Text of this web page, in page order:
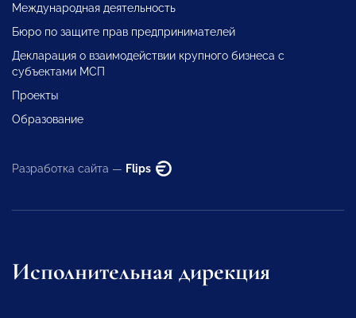
Международная деятельность
Бюро по защите прав предпринимателей
Декларация о взаимодействии крупного бизнеса с
субъектами МСП
Проекты
Образование
Разработка сайта — Flips
Исполнительная дирекция